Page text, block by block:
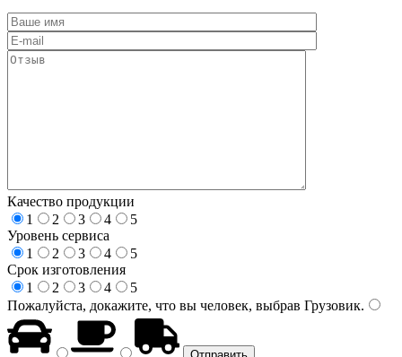
Качество продукции
1
2 3 4
5
Уровень сервиса
1
2 3 4
5
Срок изготовления
1
2 3 4
5
Пожалуйста, докажите, что вы человек, выбрав Грузовик.